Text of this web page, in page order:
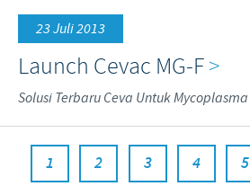
23 Juli 2013
Launch Cevac MG-F>
Solusi Terbaru Ceva Untuk Mycoplasma
1 2 3 4 5